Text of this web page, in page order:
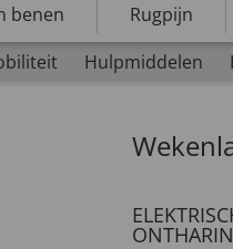
benen Rugpijn
Hulpmiddelen